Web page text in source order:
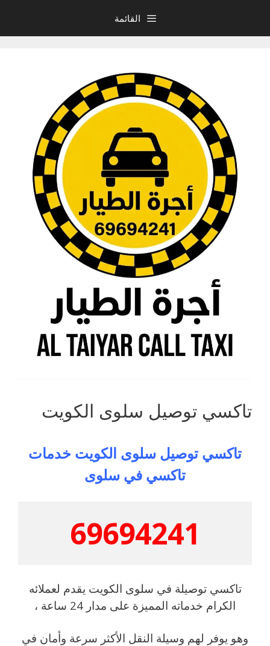
المحتوى
القائمة
تاكسي توصيل سلوى الكويت
تاكسي توصيل سلوى الكويت خدمات
تاكسي في سلوى
69694241
تاكسي توصيلة في سلوى الكويت يقدم لعملائه
الكرام خدماته المميزة على مدار 24 ساعة ،
وهو يوفر لهم وسيلة النقل الأكثر سرعة وأمان في